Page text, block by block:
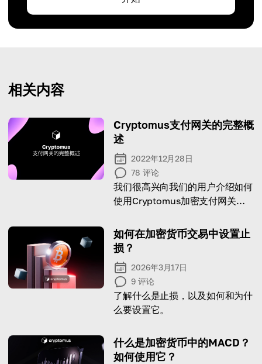
相关内容
Cryptomus支付网关的完整概
述
2022年12月28日
78 评论
我们很高兴向我们的用户介绍如何
使用Cryptomus加密支付网关解
如何在加密货币交易中设置止
损？
2026年3月17日
9 评论
了解什么是止损，以及如何和为什
么要设置它。
什么是加密货币中的MACD？
如何使用它？